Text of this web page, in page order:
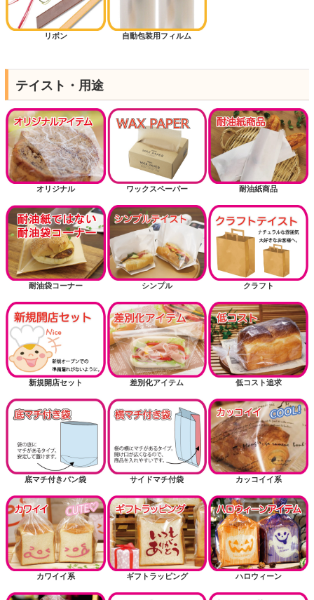
リボン 自動包装用フィルム
テイスト・用途
オリジナル ワックスペーパー 耐油紙商品
耐油袋コーナー シンプル クラフト
新規開店セット 差別化アイテム 低コスト追求
底マチ付きパン袋 サイドマチ付袋 カッコイイ系
カワイイ系 ギフトラッピング ハロウィーン